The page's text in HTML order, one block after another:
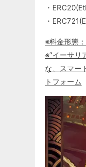
・
・
※料金形態
※“イーサリ
な、スマー
トフォーム